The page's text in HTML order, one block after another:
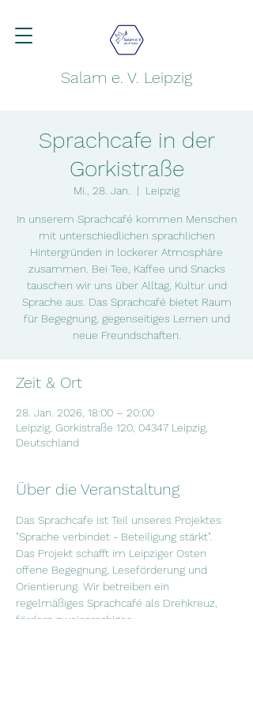
Salam e. V. Leipzig
Sprachcafe in der
Gorkistraße
Mi., 28. Jan.
  |
Leipzig
In unserem Sprachcafé kommen Menschen
mit unterschiedlichen sprachlichen
Hintergründen in lockerer Atmosphäre
zusammen. Bei Tee, Kaffee und Snacks
tauschen wir uns über Alltag, Kultur und
Sprache aus. Das Sprachcafé bietet Raum
für Begegnung, gegenseitiges Lernen und
neue Freundschaften.
Zeit & Ort
28. Jan. 2026, 18:00 – 20:00
Leipzig, Gorkistraße 120, 04347 Leipzig,
Deutschland
Über die Veranstaltung
Das Sprachcafe ist Teil unseres Projektes
"Sprache verbindet - Beteiligung stärkt".
Das Projekt schafft im Leipziger Osten
offene Begegnung, Leseförderung und
Orientierung. Wir betreiben ein
regelmäßiges Sprachcafé als Drehkreuz,
fördern zweisprachiges